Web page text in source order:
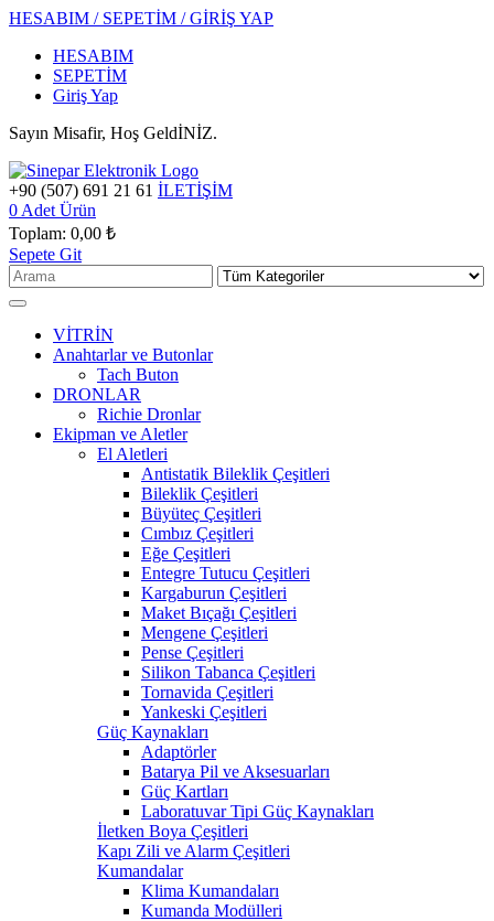
HESABIM / SEPETİM / GİRİŞ YAP
HESABIM
SEPETİM
Giriş Yap
Sayın Misafir, Hoş GeldİNİZ.
+90 (507) 691 21 61 İLETİŞİM
0 Adet Ürün
Toplam: 0,00 ₺
Sepete Git
VİTRİN
Anahtarlar ve Butonlar
Tach Buton
DRONLAR
Richie Dronlar
Ekipman ve Aletler
El Aletleri
Antistatik Bileklik Çeşitleri
Bileklik Çeşitleri
Büyüteç Çeşitleri
Cımbız Çeşitleri
Eğe Çeşitleri
Entegre Tutucu Çeşitleri
Kargaburun Çeşitleri
Maket Bıçağı Çeşitleri
Mengene Çeşitleri
Pense Çeşitleri
Silikon Tabanca Çeşitleri
Tornavida Çeşitleri
Yankeski Çeşitleri
Güç Kaynakları
Adaptörler
Batarya Pil ve Aksesuarları
Güç Kartları
Laboratuvar Tipi Güç Kaynakları
İletken Boya Çeşitleri
Kapı Zili ve Alarm Çeşitleri
Kumandalar
Klima Kumandaları
Kumanda Modülleri